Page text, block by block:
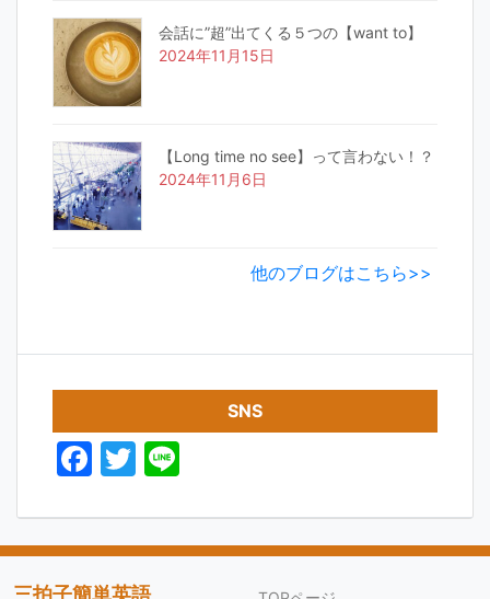
会話に”超”出てくる５つの【want to】
2024年11月15日
【Long time no see】って言わない！？
2024年11月6日
他のブログはこちら>>
SNS
F
c
e
T
itt
er
e
三拍子簡単英語